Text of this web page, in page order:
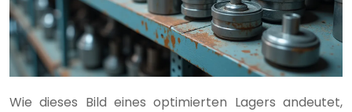
Wie dieses Bild eines optimierten Lagers andeutet,